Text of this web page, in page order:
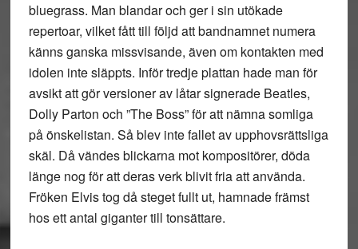
bluegrass. Man blandar och ger i sin utökade
repertoar, vilket fått till följd att bandnamnet numera
känns ganska missvisande, även om kontakten med
idolen inte släppts. Inför tredje plattan hade man för
avsikt att gör versioner av låtar signerade Beatles,
Dolly Parton och ”The Boss” för att nämna somliga
på önskelistan. Så blev inte fallet av upphovsrättsliga
skäl. Då vändes blickarna mot kompositörer, döda
länge nog för att deras verk blivit fria att använda.
Fröken Elvis tog då steget fullt ut, hamnade främst
hos ett antal giganter till tonsättare.